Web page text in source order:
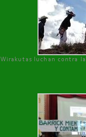
Wirakutas luchan contra